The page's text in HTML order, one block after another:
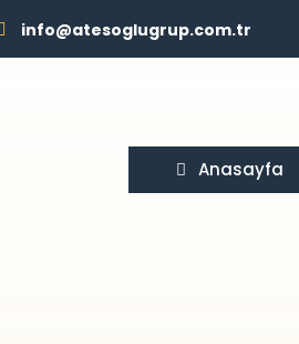
info@atesoglugrup.com.tr
Anasayfa